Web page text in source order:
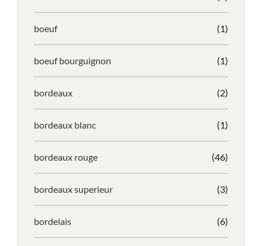
boeuf (1)
boeuf bourguignon (1)
bordeaux (2)
bordeaux blanc (1)
bordeaux rouge (46)
bordeaux superieur (3)
bordelais (6)